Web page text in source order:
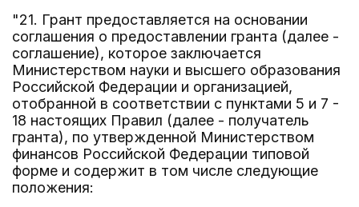
"21. Грант предоставляется на основании
соглашения о предоставлении гранта (далее -
соглашение), которое заключается
Министерством науки и высшего образования
Российской Федерации и организацией,
отобранной в соответствии с пунктами 5 и 7 -
18 настоящих Правил (далее - получатель
гранта), по утвержденной Министерством
финансов Российской Федерации типовой
форме и содержит в том числе следующие
положения: